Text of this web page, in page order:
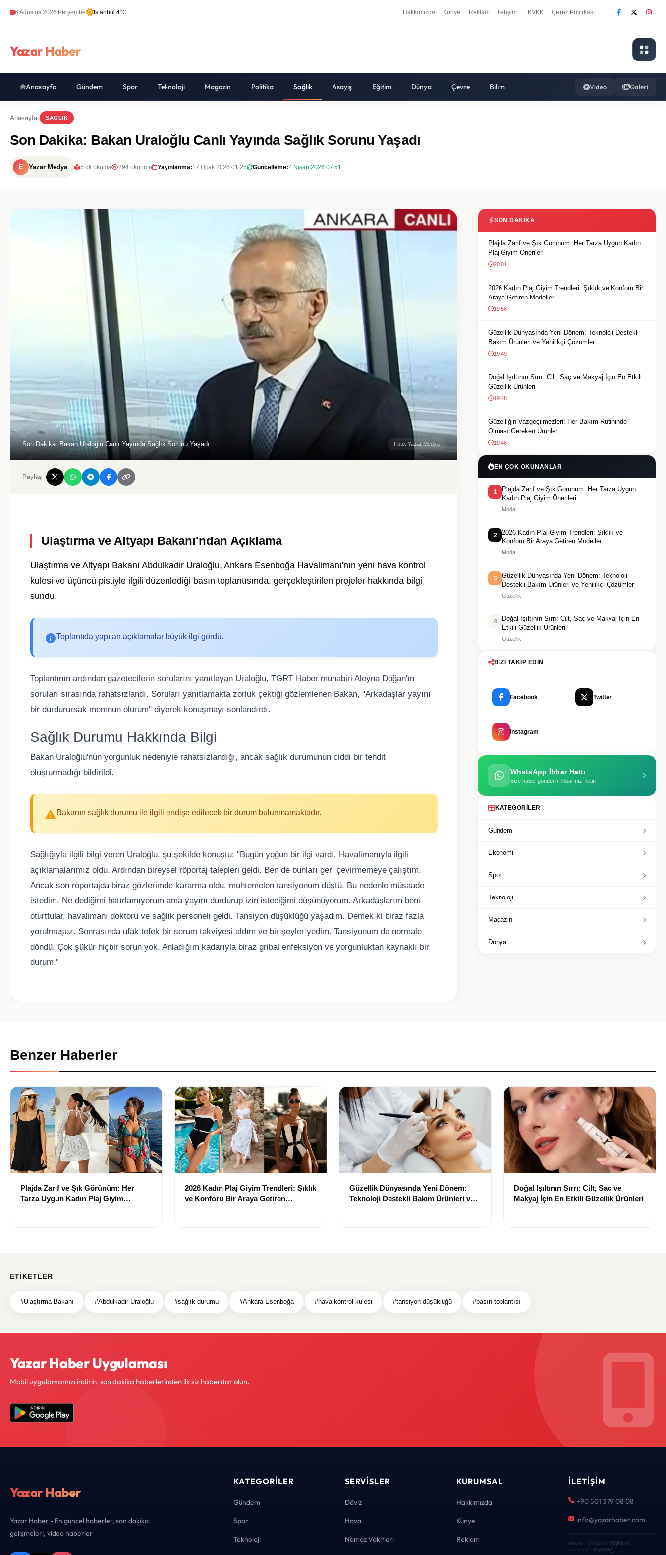
6 Ağustos 2026 Perşembe İstanbul 4°C Hakkımızda Künye Reklam İletişim KVKK Çerez Politikası
Yazar Haber
Anasayfa Gündem Spor Teknoloji Magazin Politika Sağlık Asayiş Eğitim Dünya Çevre Bilim Video Galeri
Anasayfa SAGLIK
Son Dakika: Bakan Uraloğlu Canlı Yayında Sağlık Sorunu Yaşadı
E Yazar Medya 5 dk okuma 294 okunma Yayınlanma:17 Ocak 2026 01:25 Güncelleme:2 Nisan 2026 07:51
Son Dakika: Bakan Uraloğlu Canlı Yayında Sağlık Sorunu Yaşadı Foto: Yazar Medya
Paylaş
Ulaştırma ve Altyapı Bakanı'ndan Açıklama
Ulaştırma ve Altyapı Bakanı Abdulkadir Uraloğlu, Ankara Esenboğa Havalimanı'nın yeni hava kontrol
kulesi ve üçüncü pistiyle ilgili düzenlediği basın toplantısında, gerçekleştirilen projeler hakkında bilgi
sundu.
Toplantıda yapılan açıklamalar büyük ilgi gördü.
Toplantının ardından gazetecilerin sorularını yanıtlayan Uraloğlu, TGRT Haber muhabiri Aleyna Doğan'ın
soruları sırasında rahatsızlandı. Soruları yanıtlamakta zorluk çektiği gözlemlenen Bakan, "Arkadaşlar yayını
bir durdurursak memnun olurum" diyerek konuşmayı sonlandırdı.
Sağlık Durumu Hakkında Bilgi
Bakan Uraloğlu'nun yorgunluk nedeniyle rahatsızlandığı, ancak sağlık durumunun ciddi bir tehdit
oluşturmadığı bildirildi.
Bakanın sağlık durumu ile ilgili endişe edilecek bir durum bulunmamaktadır.
Sağlığıyla ilgili bilgi veren Uraloğlu, şu şekilde konuştu: "Bugün yoğun bir ilgi vardı. Havalimanıyla ilgili
açıklamalarımız oldu. Ardından bireysel röportaj talepleri geldi. Ben de bunları geri çevirmemeye çalıştım.
Ancak son röportajda biraz gözlerimde kararma oldu, muhtemelen tansiyonum düştü. Bu nedenle müsaade
istedim. Ne dediğimi hatırlamıyorum ama yayını durdurup izin istediğimi düşünüyorum. Arkadaşlarım beni
oturttular, havalimanı doktoru ve sağlık personeli geldi. Tansiyon düşüklüğü yaşadım. Demek ki biraz fazla
yorulmuşuz. Sonrasında ufak tefek bir serum takviyesi aldım ve bir şeyler yedim. Tansiyonum da normale
döndü. Çok şükür hiçbir sorun yok. Anladığım kadarıyla biraz gribal enfeksiyon ve yorgunluktan kaynaklı bir
durum."
SON DAKIKA
Plajda Zarif ve Şık Görünüm: Her Tarza Uygun Kadın
Plaj Giyim Önerileri
20:01
2026 Kadın Plaj Giyim Trendleri: Şıklık ve Konforu Bir
Araya Getiren Modeller
19:56
Güzellik Dünyasında Yeni Dönem: Teknoloji Destekli
Bakım Ürünleri ve Yenilikçi Çözümler
19:49
Doğal Işıltının Sırrı: Cilt, Saç ve Makyaj İçin En Etkili
Güzellik Ürünleri
19:48
Güzelliğin Vazgeçilmezleri: Her Bakım Rutininde
Olması Gereken Ürünler
19:46
EN ÇOK OKUNANLAR
1
Plajda Zarif ve Şık Görünüm: Her Tarza Uygun
Kadın Plaj Giyim Önerileri
Moda
2
2026 Kadın Plaj Giyim Trendleri: Şıklık ve
Konforu Bir Araya Getiren Modeller
Moda
3
Güzellik Dünyasında Yeni Dönem: Teknoloji
Destekli Bakım Ürünleri ve Yenilikçi Çözümler
Güzellik
4
Doğal Işıltının Sırrı: Cilt, Saç ve Makyaj İçin En
Etkili Güzellik Ürünleri
Güzellik
BIZI TAKIP EDIN
Facebook Twitter
Instagram
WhatsApp İhbar Hattı
Bize haber gönderin, ihbarınızı iletin
KATEGORILER
Gundem
Ekonomi
Spor
Teknoloji
Magazin
Dunya
Benzer Haberler
Plajda Zarif ve Şık Görünüm: Her
Tarza Uygun Kadın Plaj Giyim
2026 Kadın Plaj Giyim Trendleri: Şıklık
ve Konforu Bir Araya Getiren
Güzellik Dünyasında Yeni Dönem:
Teknoloji Destekli Bakım Ürünleri ve
Doğal Işıltının Sırrı: Cilt, Saç ve
Makyaj İçin En Etkili Güzellik Ürünleri
ETIKETLER
#Ulaştırma Bakanı #Abdulkadir Uraloğlu #sağlık durumu #Ankara Esenboğa #hava kontrol kulesi #tansiyon düşüklüğü #basın toplantısı
Yazar Haber Uygulaması
Mobil uygulamamızı indirin, son dakika haberlerinden ilk siz haberdar olun.
Yazar Haber
Yazar Haber - En güncel haberler, son dakika
gelişmeleri, video haberler
KATEGORILER
Gündem
Spor
Teknoloji
SERVISLER
Döviz
Hava
Namaz Vakitleri
KURUMSAL
Hakkımızda
Künye
Reklam
İLETIŞIM
+90 501 379 08 08
info@yazarhaber.com
eNews · Geliştirici KEYDAL·
Developer
KEYDAL